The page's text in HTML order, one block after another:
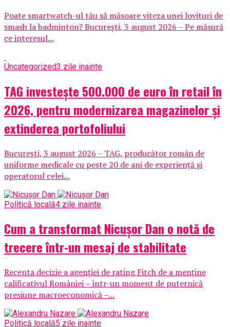
Poate smartwatch-ul tău să măsoare viteza unei lovituri de
smash la badminton? București, 3 august 2026 – Pe măsură
ce interesul...
Uncategorized3 zile inainte
TAG investește 500.000 de euro în retail în
2026, pentru modernizarea magazinelor și
extinderea portofoliului
București, 3 august 2026 – TAG, producător român de
uniforme medicale cu peste 20 de ani de experiență și
operatorul celei...
Politică locală4 zile inainte
Cum a transformat Nicușor Dan o notă de
trecere într-un mesaj de stabilitate
Recenta decizie a agenției de rating Fitch de a menține
calificativul României – într-un moment de puternică
presiune macroeconomică –...
Politică locală5 zile inainte